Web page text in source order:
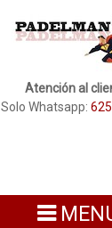
Atención al
Solo Whatsapp: